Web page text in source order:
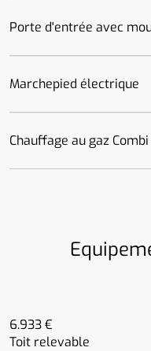
Porte d'entrée avec
Marchepied électrique
Chauffage au gaz
6.933 €
Toit relevable